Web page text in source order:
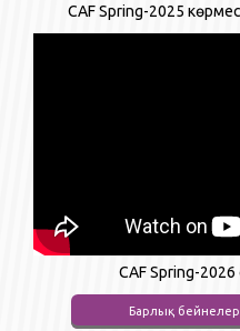
CAF Spring-2025
CAF Spring-2026
Барлық